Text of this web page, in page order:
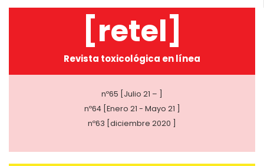
[retel]
Revista toxicológica en línea
nº65 [Julio 21 – ]
nº64 [Enero 21 - Mayo 21 ]
nº63 [diciembre 2020 ]